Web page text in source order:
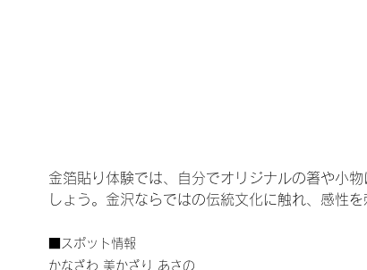
金箔貼り体験では、自分でオリジナルの箸や小
しょう。金沢ならではの伝統文化に触れ、感性を
■スポット情報
かなざわ 美かざり あさの